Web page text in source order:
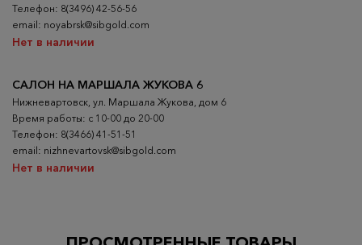
Телефон: 8(3496) 42-56-56
email: noyabrsk@sibgold.com
Нет в наличии
САЛОН НА МАРШАЛА ЖУКОВА 6
Нижневартовск, ул. Маршала Жукова, дом 6
Время работы: с 10-00 до 20-00
Телефон: 8(3466) 41-51-51
email: nizhnevartovsk@sibgold.com
Нет в наличии